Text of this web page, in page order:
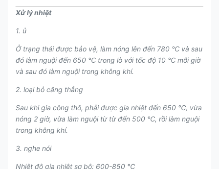
Xử lý nhiệt
1. ủ
Ở trạng thái được bảo vệ, làm nóng lên đến 780 ℃ và sau
đó làm nguội đến 650 ℃ trong lò với tốc độ 10 ℃ mỗi giờ
và sau đó làm nguội trong không khí.
2. loại bỏ căng thẳng
Sau khi gia công thô, phải được gia nhiệt đến 650 ℃, vừa
nóng 2 giờ, vừa làm nguội từ từ đến 500 ℃, rồi làm nguội
trong không khí.
3. nghe nói
Nhiệt độ gia nhiệt sơ bộ: 600-850 ℃